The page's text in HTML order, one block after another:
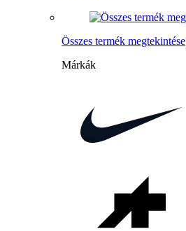
Összes termék megtekintése
Márkák